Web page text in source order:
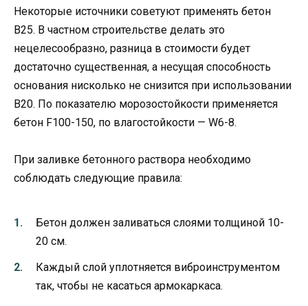
Некоторые источники советуют применять бетон
В25. В частном строительстве делать это
нецелесообразно, разница в стоимости будет
достаточно существенная, а несущая способность
основания нисколько не снизится при использовании
В20. По показателю морозостойкости применяется
бетон F100-150, по влагостойкости — W6-8.
При заливке бетонного раствора необходимо
соблюдать следующие правила:
Бетон должен заливаться слоями толщиной 10-
20 см.
Каждый слой уплотняется виброинструментом
так, чтобы не касаться армокаркаса.